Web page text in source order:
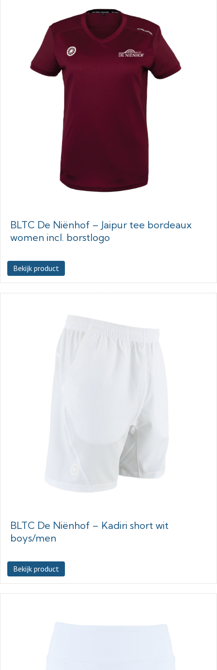
BLTC De Niënhof – Jaipur tee bordeaux
women incl. borstlogo
Bekijk product
BLTC De Niënhof – Kadiri short wit
boys/men
Bekijk product